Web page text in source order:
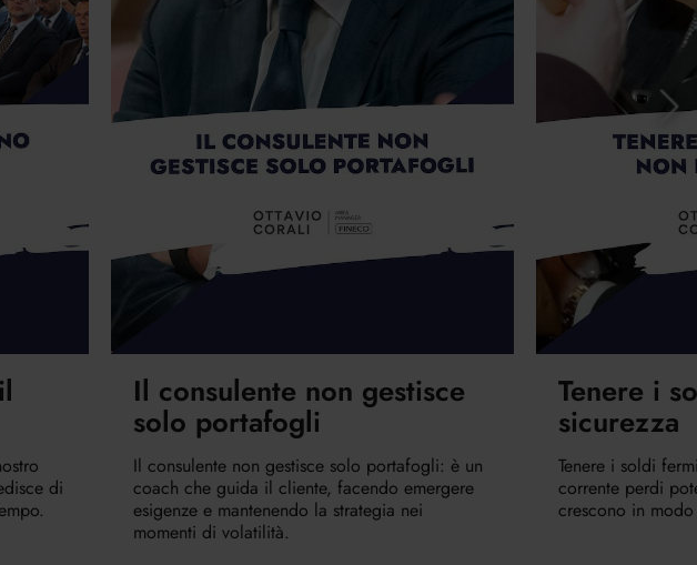
di
Il consulente non gestisce
solo portafogli
Il consulente non gestisce solo portafogli: è un
coach che guida il cliente, facendo emergere
esigenze e mantenendo la strategia nei
momenti di volatilità.
Tenere i
sicurezza
Tenere i soldi
corrente perdi
crescono in